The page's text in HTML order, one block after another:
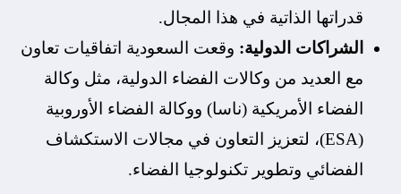
قدراتها الذاتية في هذا المجال.
الشراكات الدولية: وقعت السعودية اتفاقيات تعاون
مع العديد من وكالات الفضاء الدولية، مثل وكالة
الفضاء الأمريكية (ناسا) ووكالة الفضاء الأوروبية
(ESA)، لتعزيز التعاون في مجالات الاستكشاف
الفضائي وتطوير تكنولوجيا الفضاء.